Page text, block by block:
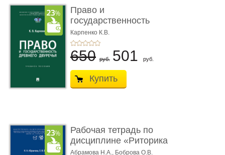
Право и
государственность
Древнего Двуречья. �
...
Карпенко К.В.
650 руб. 501 руб.
Купить
Рабочая тетрадь по
дисциплине «Риторика
для ю� ...
Абрамова Н.А., Боброва О.В.